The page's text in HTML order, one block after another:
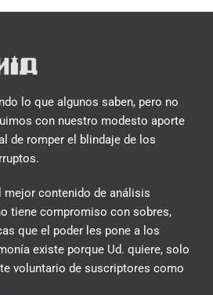
lo que algunos saben, pero no
con nuestro modesto aporte
de romper el blindaje de los
mejor contenido de análisis
tiene compromiso con sobres,
que el poder les pone a los
existe porque Ud. quiere, solo
voluntario de suscriptores como